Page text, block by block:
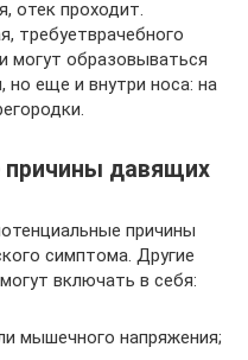
отек проходит.
требуетврачебного
могут образовываться
но еще и внутри носа: на
причины давящих
причины
симптома. Другие
включать в себя:
мышечного напряжения;